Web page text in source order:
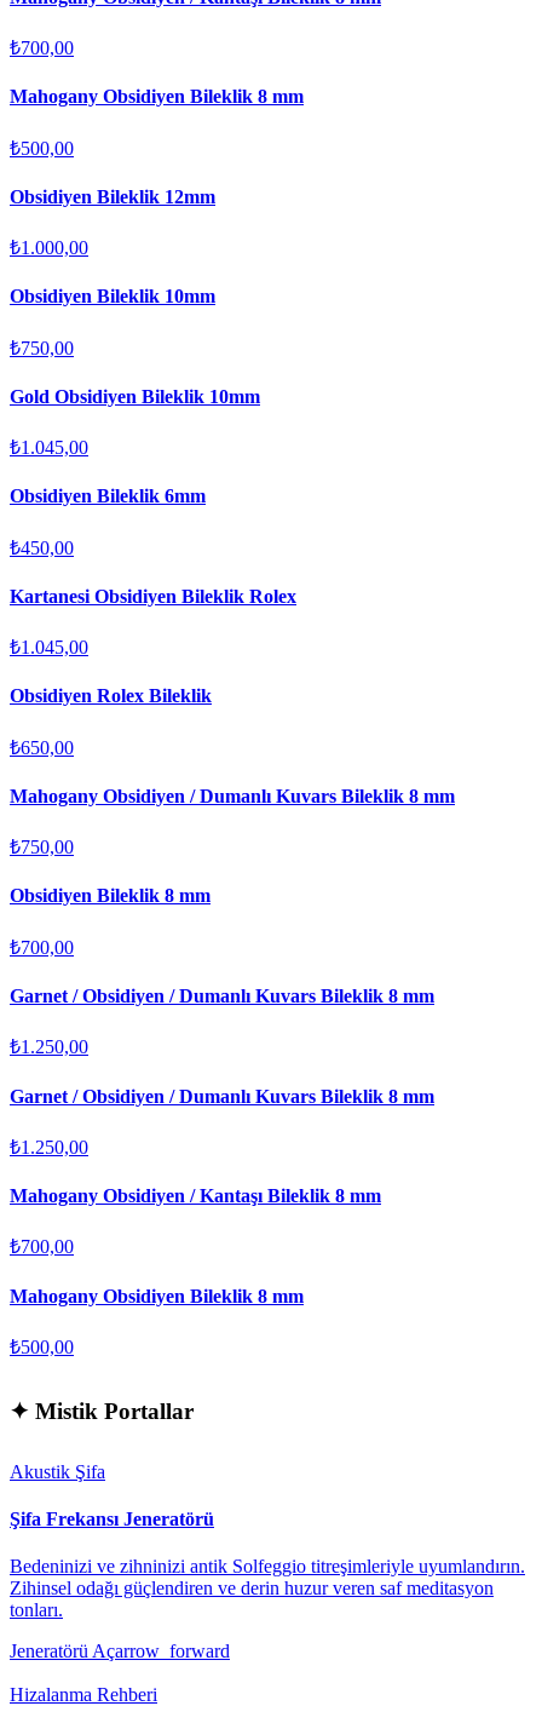
₺700,00
Mahogany Obsidiyen Bileklik 8 mm
₺500,00
Obsidiyen Bileklik 12mm
₺1.000,00
Obsidiyen Bileklik 10mm
₺750,00
Gold Obsidiyen Bileklik 10mm
₺1.045,00
Obsidiyen Bileklik 6mm
₺450,00
Kartanesi Obsidiyen Bileklik Rolex
₺1.045,00
Obsidiyen Rolex Bileklik
₺650,00
Mahogany Obsidiyen / Dumanlı Kuvars Bileklik 8 mm
₺750,00
Obsidiyen Bileklik 8 mm
₺700,00
Garnet / Obsidiyen / Dumanlı Kuvars Bileklik 8 mm
₺1.250,00
Garnet / Obsidiyen / Dumanlı Kuvars Bileklik 8 mm
₺1.250,00
Mahogany Obsidiyen / Kantaşı Bileklik 8 mm
₺700,00
Mahogany Obsidiyen Bileklik 8 mm
₺500,00
✦ Mistik Portallar
Akustik Şifa
Şifa Frekansı Jeneratörü
Bedeninizi ve zihninizi antik Solfeggio titreşimleriyle uyumlandırın.
Zihinsel odağı güçlendiren ve derin huzur veren saf meditasyon
tonları.
Jeneratörü Açarrow_forward
Hizalanma Rehberi